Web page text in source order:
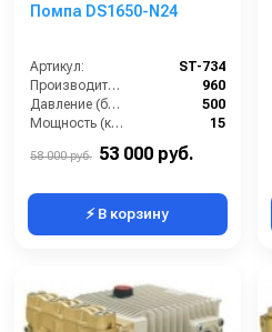
Помпа DS1650-N24
Артикул:
ST-734
Производительность (л/ч):
960
Давление (бар):
500
Мощность (кВт):
15
58 000 руб. 53 000 руб.
⚡ В корзину